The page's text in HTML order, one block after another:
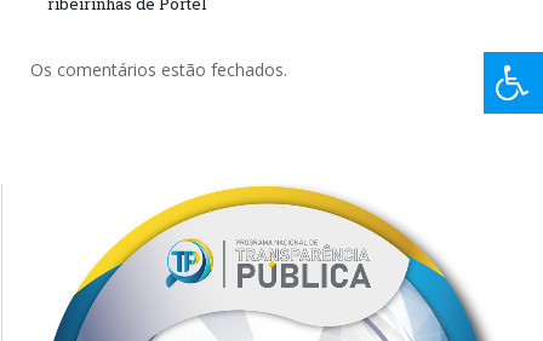
Os comentários estão fechados.